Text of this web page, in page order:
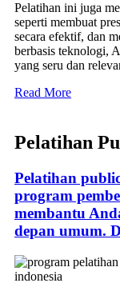
Pelatihan ini juga
seperti membuat
secara efektif, dan
berbasis teknologi,
yang seru dan
Read More
Pelatihan
Pelatihan
program
membantu
depan umum.